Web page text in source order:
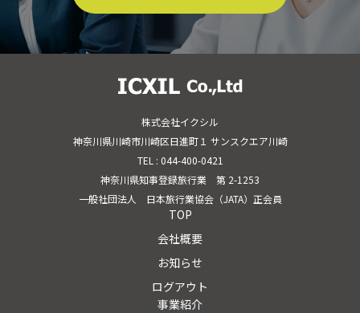
株式会社イクシル
神奈川県川崎市川崎区日進町１ サンスクエア川崎
TEL : 044-400-0421
神奈川県知事登録旅行業 第 2-1253
一般社団法人 日本旅行業協会（JATA）正会員
TOP
会社概要
お知らせ
ログアウト
事業紹介